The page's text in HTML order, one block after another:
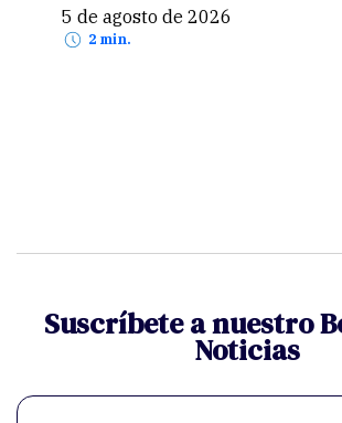
5 de agosto de 2026
2 min.
Suscríbete a nuestro
Noticias